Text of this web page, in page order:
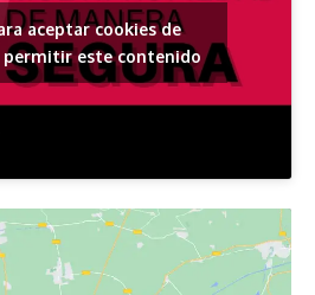
aceptar cookies de
este contenido